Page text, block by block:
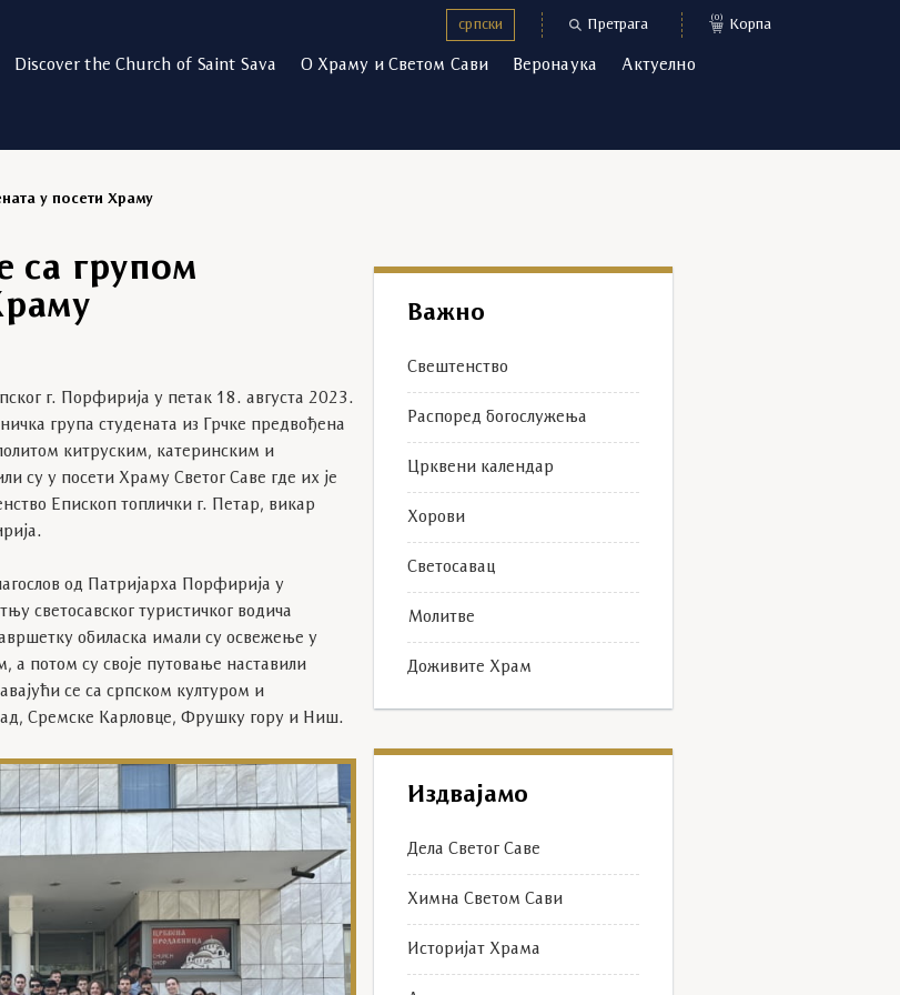
српски Претрага (0) Корпа
Discover the Church of Saint Sava О Храму и Светом Сави Веронаука Актуелно
у посети Храму
са групом
г. Порфирија у петак 18. августа 2023.
група студената из Грчке предвођена
китруским, катеринским и
су у посети Храму Светог Саве где их је
Епископ топлички г. Петар, викар
од Патријарха Порфирија у
светосавског туристичког водича
обиласка имали су освежење у
а потом су своје путовање наставили
се са српском културом и
Сремске Карловце, Фрушку гору и Ниш.
Важно
Свештенство
Распоред богослужења
Црквени календар
Хорови
Светосавац
Молитве
Доживите Храм
Издвајамо
Дела Светог Саве
Химна Светом Сави
Историјат Храма